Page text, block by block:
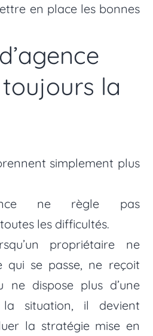
en place les bonnes
toujours la
simplement plus
ne règle pas
les difficultés.
propriétaire ne
qui se passe, ne reçoit
dispose plus d’une
situation, il devient
la stratégie mise en